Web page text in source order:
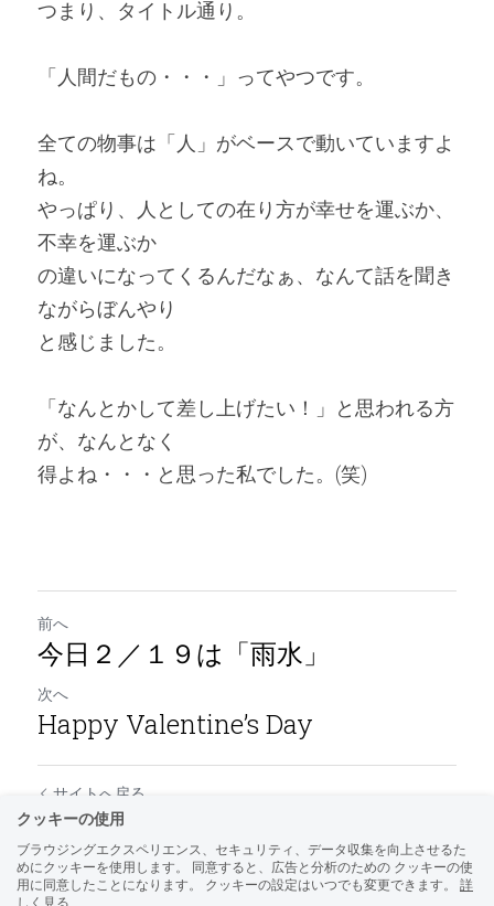
つまり、タイトル通り。
「人間だもの・・・」ってやつです。
全ての物事は「人」がベースで動いていますよ
ね。
やっぱり、人としての在り方が幸せを運ぶか、
不幸を運ぶか
の違いになってくるんだなぁ、なんて話を聞き
ながらぼんやり
と感じました。
「なんとかして差し上げたい！」と思われる方
が、なんとなく
得よね・・・と思った私でした。(笑)
前へ
今日２／１９は「雨水」
次へ
Happy Valentine’s Day
サイトへ戻る
クッキーの使用
ブラウジングエクスペリエンス、セキュリティ、データ収集を向上させるた
めにクッキーを使用します。 同意すると、広告と分析のための クッキーの使
用に同意したことになります。 クッキーの設定はいつでも変更できます。
詳
しく見る